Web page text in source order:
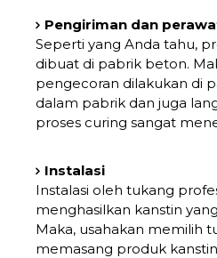
Pengiriman dan
Seperti yang Anda tahu,
dibuat di pabrik beton.
pengecoran dilakukan di
dalam pabrik dan juga
proses curing sangat
Instalasi
Instalasi oleh tukang
menghasilkan kanstin
Maka, usahakan memilih
memasang produk